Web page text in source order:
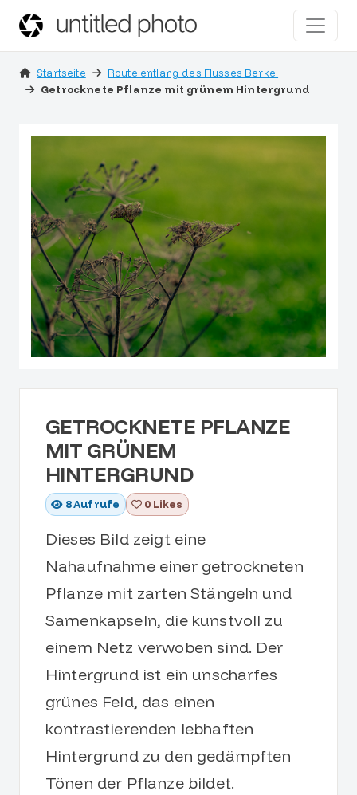
Startseite
Route entlang des Flusses Berkel
Getrocknete Pflanze mit grünem Hintergrund
GETROCKNETE PFLANZE
MIT GRÜNEM
HINTERGRUND
8Aufrufe 0 Likes
Dieses Bild zeigt eine
Nahaufnahme einer getrockneten
Pflanze mit zarten Stängeln und
Samenkapseln, die kunstvoll zu
einem Netz verwoben sind. Der
Hintergrund ist ein unscharfes
grünes Feld, das einen
kontrastierenden lebhaften
Hintergrund zu den gedämpften
Tönen der Pflanze bildet.